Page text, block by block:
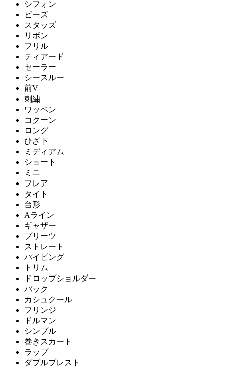
シフォン
ビーズ
スタッズ
リボン
フリル
ティアード
セーラー
シースルー
前V
刺繍
ワッペン
コクーン
ロング
ひざ下
ミディアム
ショート
ミニ
フレア
タイト
台形
Aライン
ギャザー
プリーツ
ストレート
パイピング
トリム
ドロップショルダー
バック
カシュクール
フリンジ
ドルマン
シンプル
巻きスカート
ラップ
ダブルブレスト